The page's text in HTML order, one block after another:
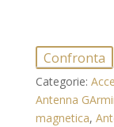
per
palmari
Garmin
quantità
Confronta
Categorie:
Antenna
magnetica,